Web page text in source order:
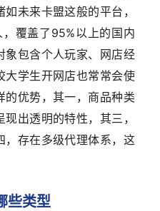
未来卡盟这般的平台，
覆盖了95%以上的国内
象包含个人玩家、网店经
大学生开网店也常常会使
的优势，其一，商品种类
出透明的特性，其三，
，存在多级代理体系，这
些类型